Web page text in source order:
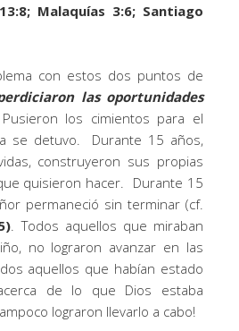
Malaquías 3:6; Santiago
con estos dos puntos de
las oportunidades
los cimientos para el
se detuvo. Durante 15 años,
construyeron sus propias
quisieron hacer. Durante 15
permaneció sin terminar (cf.
. Todos aquellos que miraban
no lograron avanzar en las
aquellos que habían estado
de lo que Dios estaba
lograron llevarlo a cabo!